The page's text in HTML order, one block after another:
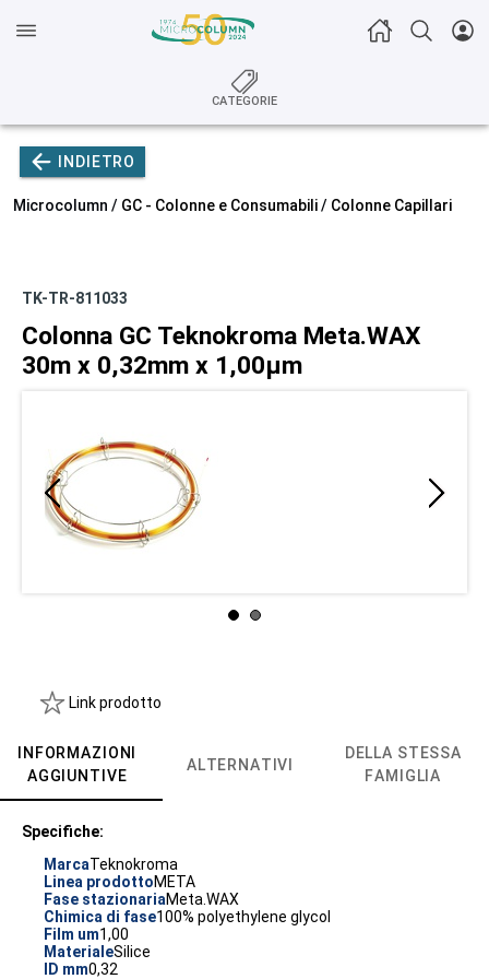
CATEGORIE
INDIETRO
Microcolumn / GC - Colonne e Consumabili/ Colonne Capillari
TK-TR-811033
Colonna GC Teknokroma Meta.WAX
30m x 0,32mm x 1,00µm
Link prodotto
INFORMAZIONI
AGGIUNTIVE
ALTERNATIVI
DELLA STESSA
FAMIGLIA
Specifiche:
MarcaTeknokroma
Linea prodottoMETA
Fase stazionariaMeta.WAX
Chimica di fase100% polyethylene glycol
Film um1,00
MaterialeSilice
ID mm0,32